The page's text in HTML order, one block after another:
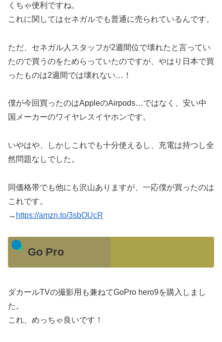
くちゃ便利ですね。
これに関してはセネガルでも普通に売られているんです。
ただ、セネガル人スタッフが2週間位で壊れたと言ってい
たので買うのをためらっていたのですが、やはり日本で買
ったものは2週間では壊れない…！
僕が今回買ったのはAppleのAirpods…ではなく、安い中
国メーカーのワイヤレスイヤホンです。
いやはや、しかしこれでも十分使えるし、充電は持つし全
然問題なしでした。
同価格帯でも他にも沢山ありますが、一応僕が買ったのは
これです。
→ https://amzn.to/3sbOUcR
Go Pro
ダカールTVの撮影用も兼ねてGoPro hero9を購入しまし
た。
これ、めっちゃ良いです！